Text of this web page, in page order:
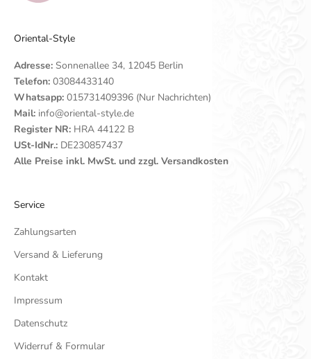
Oriental-Style
Adresse: Sonnenallee 34, 12045 Berlin
Telefon: 03084433140
Whatsapp: 015731409396 (Nur Nachrichten)
Mail: info@oriental-style.de
Register NR: HRA 44122 B
USt-IdNr.: DE230857437
Alle Preise inkl. MwSt. und zzgl. Versandkosten
Service
Zahlungsarten
Versand & Lieferung
Kontakt
Impressum
Datenschutz
Widerruf & Formular